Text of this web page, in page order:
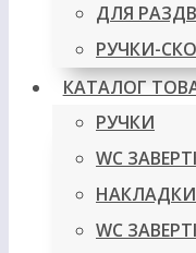
ДЛЯ
РУЧКИ-
КАТАЛОГ
РУЧКИ
WC
WC